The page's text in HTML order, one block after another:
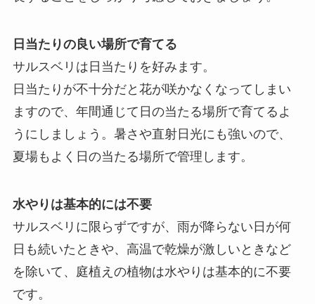
日当たりの良い場所で育てる
サルスベリは日当たりを好みます。
日当たりが不十分だと花が咲かなくなってしまい
ますので、年間通じて日の当たる場所で育てるよ
うにしましょう。暑さや直射日光にも強いので、
夏場もよく日の当たる場所で管理します。
水やりは基本的には不要
サルスベリに限らずですが、雨が降らない日が何
日も続いたときや、高温で乾燥が激しいときなど
を除いて、庭植えの植物は水やりは基本的に不要
です。